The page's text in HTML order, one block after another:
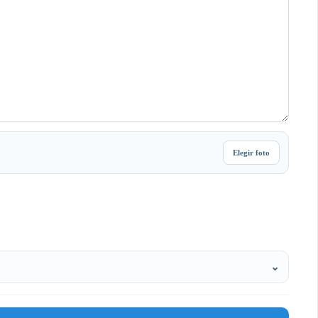
Elegir foto